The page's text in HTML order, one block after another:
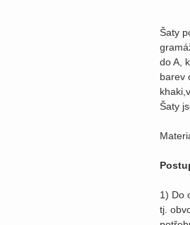
Šaty
do A,
barev
Šaty
1) Do
tj.